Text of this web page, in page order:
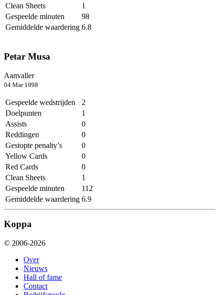
Clean Sheets
1
Gespeelde minuten
98
Gemiddelde waardering 6.8
Petar Musa
Aanvaller
04 Mar 1998
Gespeelde wedstrijden
2
Doelpunten
1
Assists
0
Reddingen
0
Gestopte penalty’s
0
Yellow Cards
0
Red Cards
0
Clean Sheets
1
Gespeelde minuten
112
Gemiddelde waardering 6.9
Koppa
© 2006-2026
Over
Nieuws
Hall of fame
Contact